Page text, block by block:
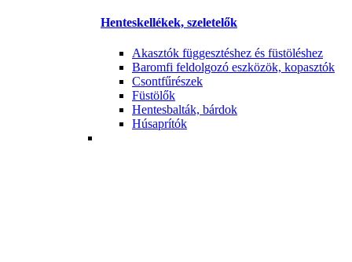
Henteskellékek, szeletelők
Akasztók függesztéshez és füstöléshez
Baromfi feldolgozó eszközök, kopasztók
Csontfűrészek
Füstölők
Hentesbalták, bárdok
Húsaprítók